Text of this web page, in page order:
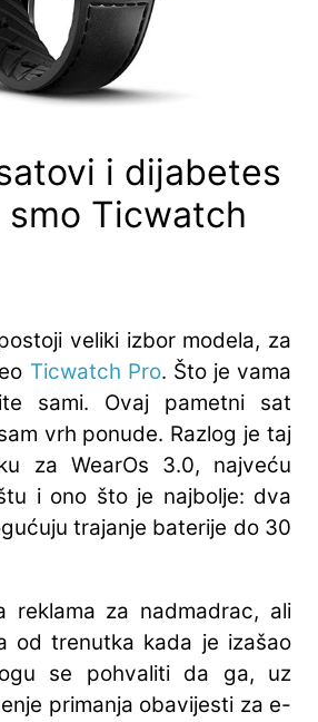
i dijabetes
Ticwatch
veliki izbor modela, za
Ticwatch Pro. Što je vama
sami. Ovaj pametni sat
vrh ponude. Razlog je taj
za WearOs 3.0, najveću
i ono što je najbolje: dva
trajanje baterije do 30
reklama za nadmadrac, ali
od trenutka kada je izašao
se pohvaliti da ga, uz
primanja obavijesti za e-